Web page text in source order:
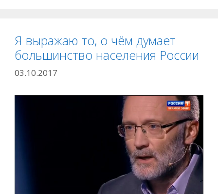
Я выражаю то, о чём думает
большинство населения России
03.10.2017